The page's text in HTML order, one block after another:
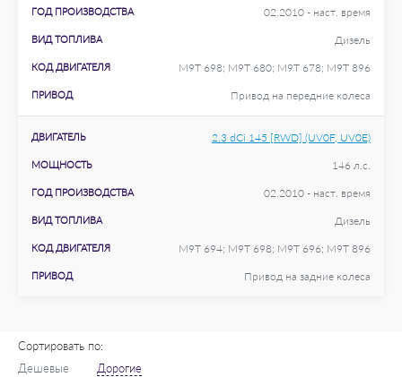
ГОД ПРОИЗВОДСТВА 02.2010 - наст. время
ВИД ТОПЛИВА Дизель
КОД ДВИГАТЕЛЯ M9T 698; M9T 680; M9T 678; M9T 896
ПРИВОД Привод на передние колеса
ДВИГАТЕЛЬ 2.3 dCi 145 [RWD] (UV0F, UV0E)
МОЩНОСТЬ 146 л.с.
ГОД ПРОИЗВОДСТВА 02.2010 - наст. время
ВИД ТОПЛИВА Дизель
КОД ДВИГАТЕЛЯ M9T 694; M9T 698; M9T 696; M9T 896
ПРИВОД Привод на задние колеса
Сортировать по:
Дешевые
Дорогие